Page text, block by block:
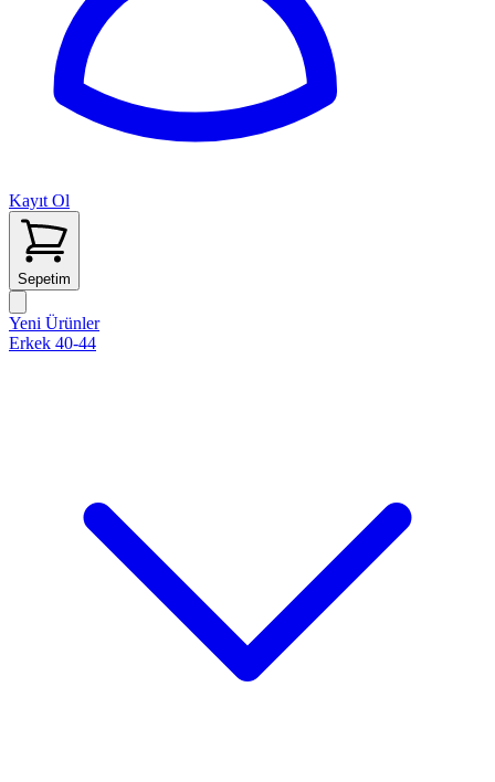
Kayıt Ol
Sepetim
Yeni Ürünler
Erkek 40-44